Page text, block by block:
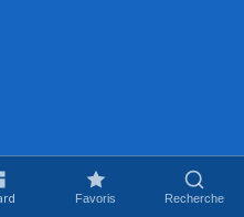
Favoris Recherche